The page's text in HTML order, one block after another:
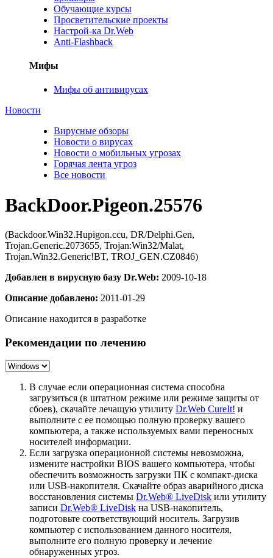
Обучающие курсы
Просветительские проекты
Настрой-ка Dr.Web
Anti-Flashback
Мифы
Мифы об антивирусах
Новости
Вирусные обзоры
Новости о вирусах
Новости о мобильных угрозах
Горячая лента угроз
Все новости
BackDoor.Pigeon.25576
(Backdoor.Win32.Hupigon.ccu, DR/Delphi.Gen,
Trojan.Generic.2073655, Trojan:Win32/Malat,
Trojan.Win32.Generic!BT, TROJ_GEN.CZ0846)
Добавлен в вирусную базу Dr.Web: 2009-10-18
Описание добавлено: 2011-01-29
Описание находится в разработке
Рекомендации по лечению
В случае если операционная система способна
загрузиться (в штатном режиме или режиме защиты от
сбоев), скачайте лечащую утилиту Dr.Web CureIt! и
выполните с ее помощью полную проверку вашего
компьютера, а также используемых вами переносных
носителей информации.
Если загрузка операционной системы невозможна,
измените настройки BIOS вашего компьютера, чтобы
обеспечить возможность загрузки ПК с компакт-диска
или USB-накопителя. Скачайте образ аварийного диска
восстановления системы Dr.Web® LiveDisk или утилиту
записи Dr.Web® LiveDisk на USB-накопитель,
подготовьте соответствующий носитель. Загрузив
компьютер с использованием данного носителя,
выполните его полную проверку и лечение
обнаруженных угроз.